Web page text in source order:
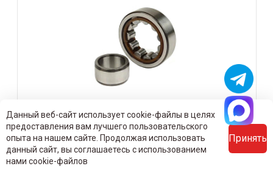
Роликовый цилиндрический
подшипник (серия NU) 205 ET NSK
Бренд:NSK
Размер:25x52x15 мм
Данный веб-сайт использует cookie-файлы в целях
предоставления вам лучшего пользовательского
опыта на нашем сайте. Продолжая использовать
данный сайт, вы соглашаетесь с использованием
нами cookie-файлов
Принять